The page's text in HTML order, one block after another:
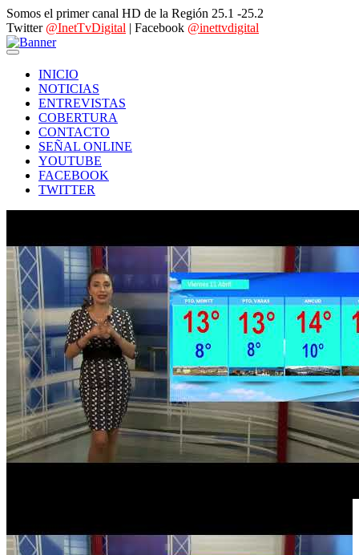
Somos el primer canal HD de la Región 25.1 -25.2
Twitter @InetTvDigital | Facebook @inettvdigital
INICIO
NOTICIAS
ENTREVISTAS
COBERTURA
CONTACTO
SEÑAL ONLINE
YOUTUBE
FACEBOOK
TWITTER